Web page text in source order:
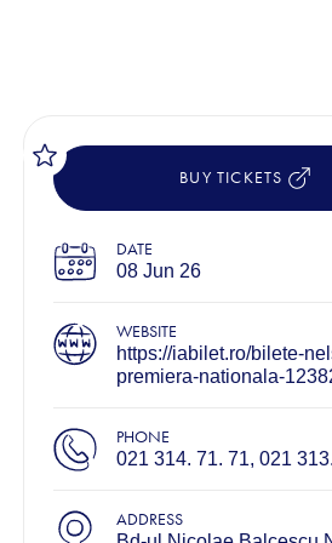
BUY TICKETS
DATE
08 Jun 26
WEBSITE
https://iabilet.ro/bilete-
premiera-nationala-
PHONE
021 314. 71. 71, 021
ADDRESS